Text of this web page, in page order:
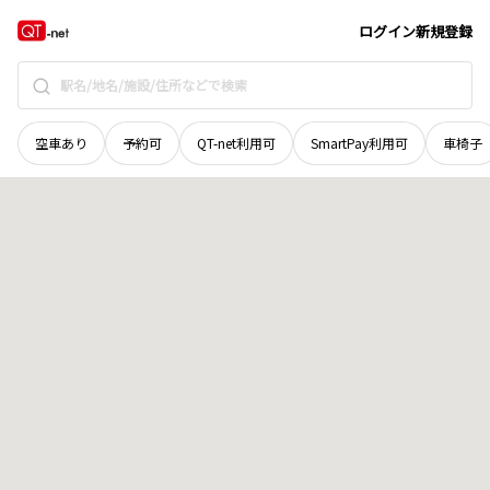
ログイン新規登録
空車あり 予約可 QT-net利用可 SmartPay利用可 車椅子
秋田県